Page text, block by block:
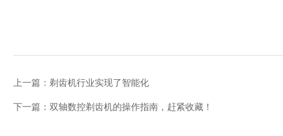
上一篇： 剃齿机行业实现了智能化
下一篇： 双轴数控剃齿机的操作指南，赶紧收藏！